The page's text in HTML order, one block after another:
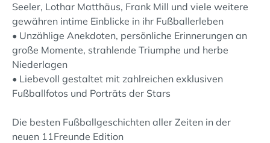
Seeler, Lothar Matthäus, Frank Mill und viele weitere
gewähren intime Einblicke in ihr Fußballerleben
• Unzählige Anekdoten, persönliche Erinnerungen an
große Momente, strahlende Triumphe und herbe
Niederlagen
• Liebevoll gestaltet mit zahlreichen exklusiven
Fußballfotos und Porträts der Stars
Die besten Fußballgeschichten aller Zeiten in der
neuen 11Freunde Edition